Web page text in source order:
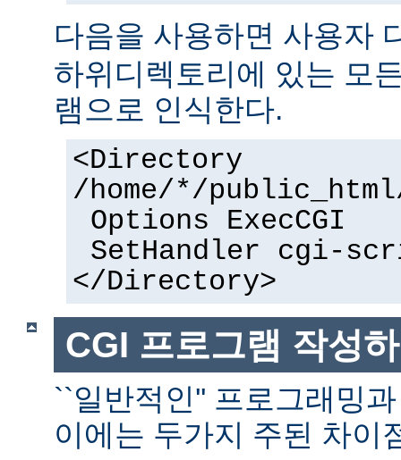
다음을 사용하면 사용자
하위디렉토리에 있는 모
램으로 인식한다.
<Directory
/home/*/
Options ExecCGI
SetHandler cgi-
</Directory>
CGI 프로그램 작성
``일반적인'' 프로그래밍
이에는 두가지 주된 차이